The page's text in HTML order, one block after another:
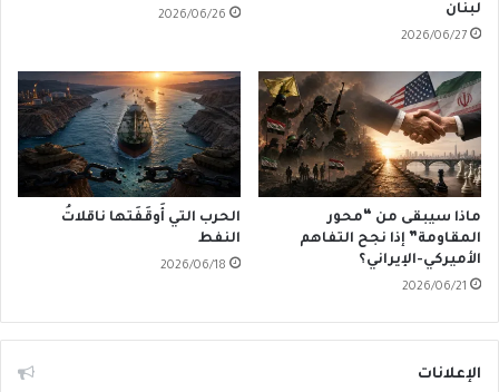
لبنان
2026/06/27
2026/06/26
ماذا سيبقى من “محور
المقاومة” إذا نجح التفاهم
الأميركي-الإيراني؟
2026/06/21
الحرب التي أَوقَفَتها ناقلاتُ
النفط
2026/06/18
الإعلانات